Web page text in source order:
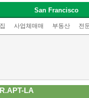
사업체매매 부동산 전
San Francisco
LA